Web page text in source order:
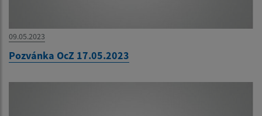
09.05.2023
Pozvánka OcZ 17.05.2023